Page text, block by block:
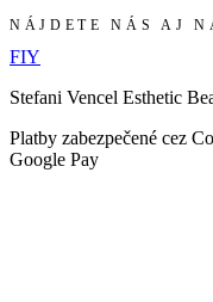
NÁJDETE NÁS AJ
FIY
Stefani Vencel Esthetic
Platby zabezpečené cez
Google Pay